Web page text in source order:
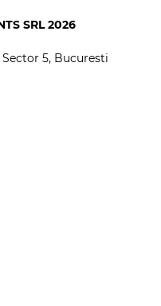
SRL 2026
5, Bucuresti